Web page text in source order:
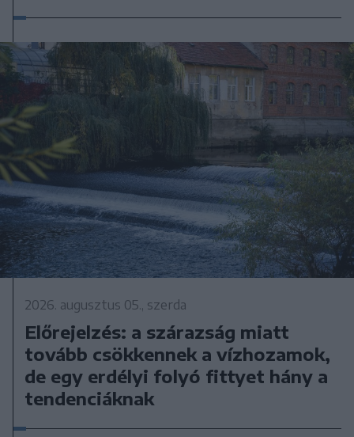
2026. augusztus 05., szerda
Előrejelzés: a szárazság miatt
tovább csökkennek a vízhozamok,
de egy erdélyi folyó fittyet hány a
tendenciáknak